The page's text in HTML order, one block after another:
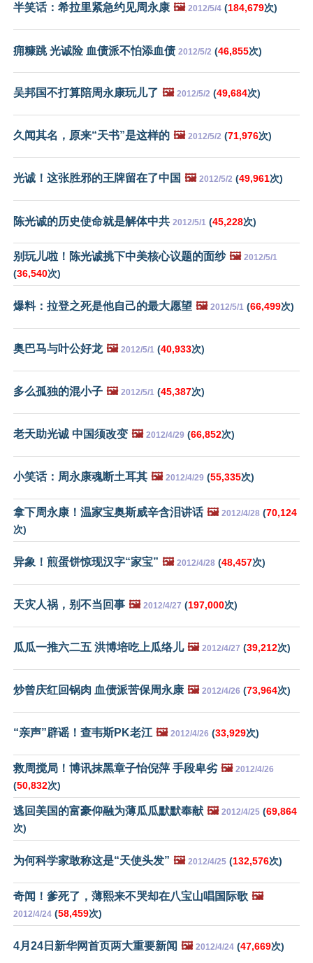
半笑话：希拉里紧急约见周永康 🖼️ 2012/5/4 (184,679次)
痈糠跳 光诚险 血债派不怕添血债 2012/5/2 (46,855次)
吴邦国不打算陪周永康玩儿了 🖼️ 2012/5/2 (49,684次)
久闻其名，原来“天书”是这样的 🖼️ 2012/5/2 (71,976次)
光诚！这张胜邪的王牌留在了中国 🖼️ 2012/5/2 (49,961次)
陈光诚的历史使命就是解体中共 2012/5/1 (45,228次)
别玩儿啦！陈光诚挑下中美核心议题的面纱 🖼️ 2012/5/1
(36,540次)
爆料：拉登之死是他自己的最大愿望 🖼️ 2012/5/1 (66,499次)
奥巴马与叶公好龙 🖼️ 2012/5/1 (40,933次)
多么孤独的混小子 🖼️ 2012/5/1 (45,387次)
老天助光诚 中国须改变 🖼️ 2012/4/29 (66,852次)
小笑话：周永康魂断土耳其 🖼️ 2012/4/29 (55,335次)
拿下周永康！温家宝奥斯威辛含泪讲话 🖼️ 2012/4/28 (70,124
次)
异象！煎蛋饼惊现汉字“家宝” 🖼️ 2012/4/28 (48,457次)
天灾人祸，别不当回事 🖼️ 2012/4/27 (197,000次)
瓜瓜一推六二五 洪博培吃上瓜络儿 🖼️ 2012/4/27 (39,212次)
炒曾庆红回锅肉 血债派苦保周永康 🖼️ 2012/4/26 (73,964次)
“亲声”辟谣！查韦斯PK老江 🖼️ 2012/4/26 (33,929次)
救周搅局！博讯抹黑章子怡倪萍 手段卑劣 🖼️ 2012/4/26
(50,832次)
逃回美国的富豪仰融为薄瓜瓜默默奉献 🖼️ 2012/4/25 (69,864
次)
为何科学家敢称这是“天使头发” 🖼️ 2012/4/25 (132,576次)
奇闻！爹死了，薄熙来不哭却在八宝山唱国际歌 🖼️
2012/4/24 (58,459次)
4月24日新华网首页两大重要新闻 🖼️ 2012/4/24 (47,669次)